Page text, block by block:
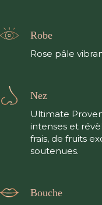
Robe
Rose pâle
Nez
Ultimate
intenses et
frais, de fruits
soutenues.
Bouche